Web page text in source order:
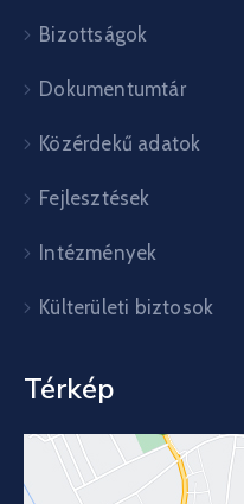
Bizottságok
Dokumentumtár
Közérdekű adatok
Fejlesztések
Intézmények
Külterületi biztosok
Térkép